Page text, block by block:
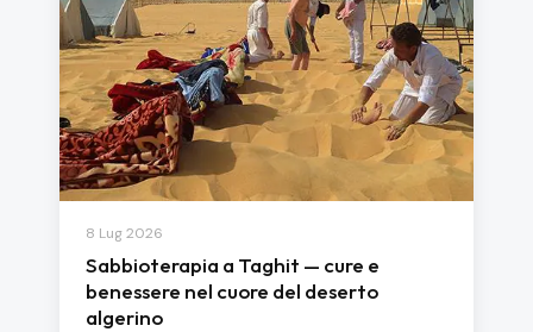
8 Lug 2026
Sabbioterapia a Taghit — cure e
benessere nel cuore del deserto
algerino